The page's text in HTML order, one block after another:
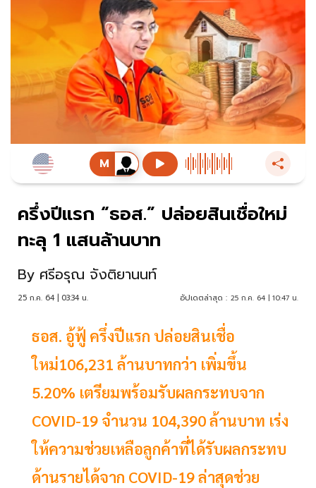
ครึ่งปีแรก “ธอส.” ปล่อยสินเชื่อใหม่
ทะลุ 1 แสนล้านบาท
By ศรีอรุณ จังติยานนท์
25 ก.ค. 64 | 03:34 น. อัปเดตล่าสุด : 25 ก.ค. 64 | 10:47 น.
ธอส. อู้ฟู้ ครึ่งปีแรก ปล่อยสินเชื่อ
ใหม่106,231 ล้านบาทกว่า เพิ่มขึ้น
5.20% เตรียมพร้อมรับผลกระทบจาก
COVID-19 จำนวน 104,390 ล้านบาท เร่ง
ให้ความช่วยเหลือลูกค้าที่ได้รับผลกระทบ
ด้านรายได้จาก COVID-19 ล่าสุดช่วย